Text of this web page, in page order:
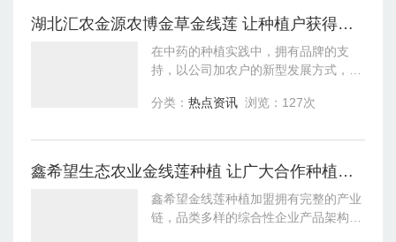
湖北汇农金源农博金草金线莲 让种植户获得更好发展时机
在中药的种植实践中，拥有品牌的支
持，以公司加农户的新型发展方式，有
植，良种选育、组培快繁、规范性栽培
有效的解决
分类： 热点资讯 浏览：127次
鑫希望生态农业金线莲种植 让广大合作种植户锁定事业
鑫希望金线莲种植加盟拥有完整的产业
链，品类多样的综合性企业产品架构，